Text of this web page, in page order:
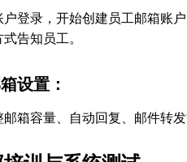
户登录，开始创建员工邮箱账
告知员工。
设置：
箱容量、自动回复、邮件转